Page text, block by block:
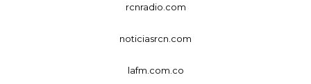
rcnradio.com
noticiasrcn.com
lafm.com.co